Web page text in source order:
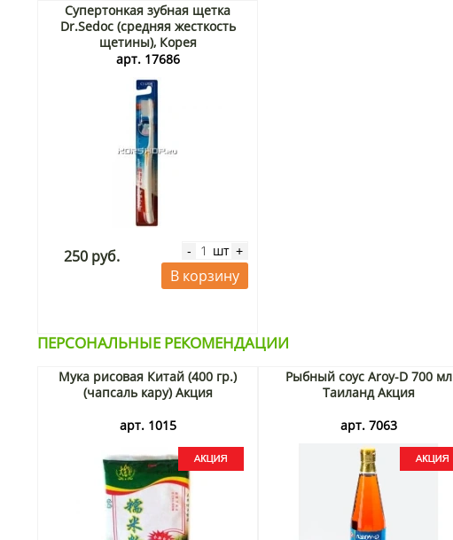
Супертонкая зубная щетка
Dr.Sedoc (средняя жесткость
щетины), Корея
арт. 17686
250 руб. - шт +
В корзину
ПЕРСОНАЛЬНЫЕ РЕКОМЕНДАЦИИ
Мука рисовая Китай (400 гр.)
(чапсаль кару) Акция
арт. 1015
Рыбный соус Aroy-D 700 мл
Таиланд Акция
арт. 7063